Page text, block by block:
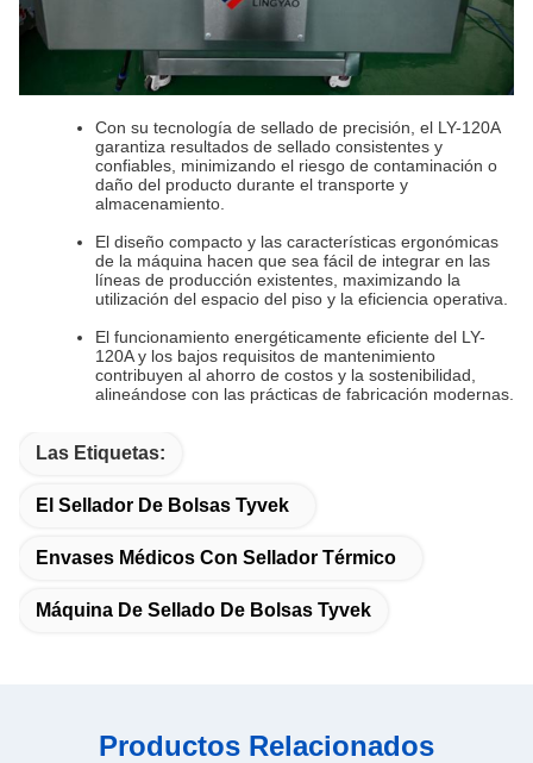
Con su tecnología de sellado de precisión, el LY-120A
garantiza resultados de sellado consistentes y
confiables, minimizando el riesgo de contaminación o
daño del producto durante el transporte y
almacenamiento.
El diseño compacto y las características ergonómicas
de la máquina hacen que sea fácil de integrar en las
líneas de producción existentes, maximizando la
utilización del espacio del piso y la eficiencia operativa.
El funcionamiento energéticamente eficiente del LY-
120A y los bajos requisitos de mantenimiento
contribuyen al ahorro de costos y la sostenibilidad,
alineándose con las prácticas de fabricación modernas.
Las Etiquetas:
El Sellador De Bolsas Tyvek
Envases Médicos Con Sellador Térmico
Máquina De Sellado De Bolsas Tyvek
Productos Relacionados